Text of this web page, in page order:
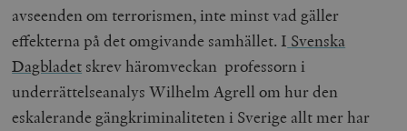
avseenden om terrorismen, inte minst vad gäller
effekterna på det omgivande samhället. I Svenska
Dagbladet skrev häromveckan professorn i
underrättelseanalys Wilhelm Agrell om hur den
eskalerande gängkriminaliteten i Sverige allt mer har